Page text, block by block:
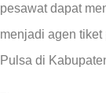
pesawat dapat
menjadi agen
Pulsa di